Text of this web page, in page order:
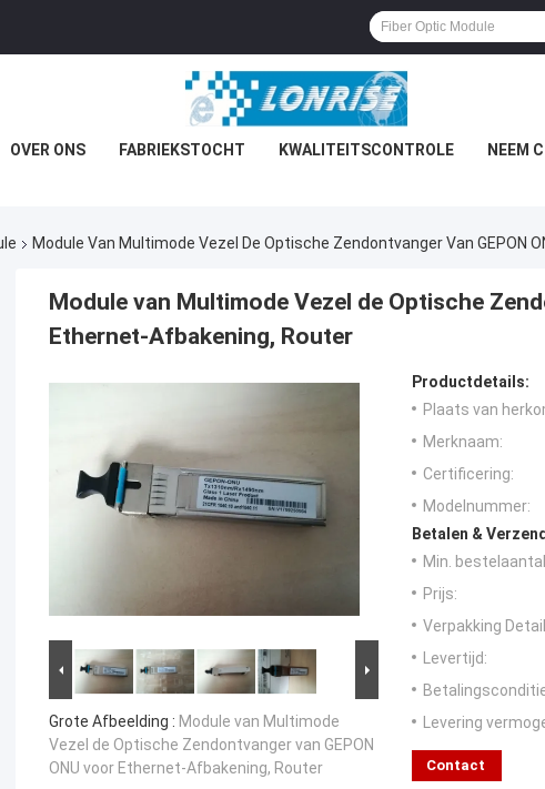
OVER ONS FABRIEKSTOCHT KWALITEITSCONTROLE NEEM
Module Van Multimode Vezel De Optische Zendontvanger Van GEPON
Module van Multimode Vezel de Optische
Ethernet-Afbakening, Router
Grote Afbeelding : Module van Multimode
Vezel de Optische Zendontvanger van GEPON
ONU voor Ethernet-Afbakening, Router
Productdetails:
Plaats van
Merknaam:
Certificering:
Modelnummer:
Betalen &
Min.
Prijs:
Verpakking
Levertijd:
Levering
Contact